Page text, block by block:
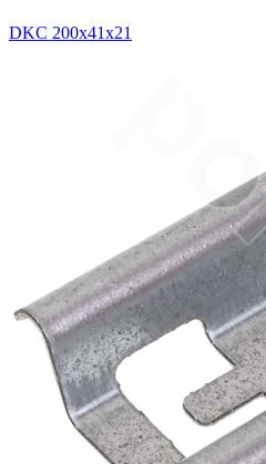
DKC 200х41х21